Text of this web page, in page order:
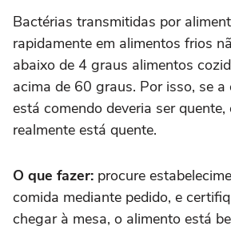
Bactérias transmitidas por
rapidamente em alimentos frios
abaixo de 4 graus alimentos
acima de 60 graus. Por isso, se a
está comendo deveria ser
realmente está quente.
O que fazer: procure
comida mediante pedido, e
chegar à mesa, o alimento está